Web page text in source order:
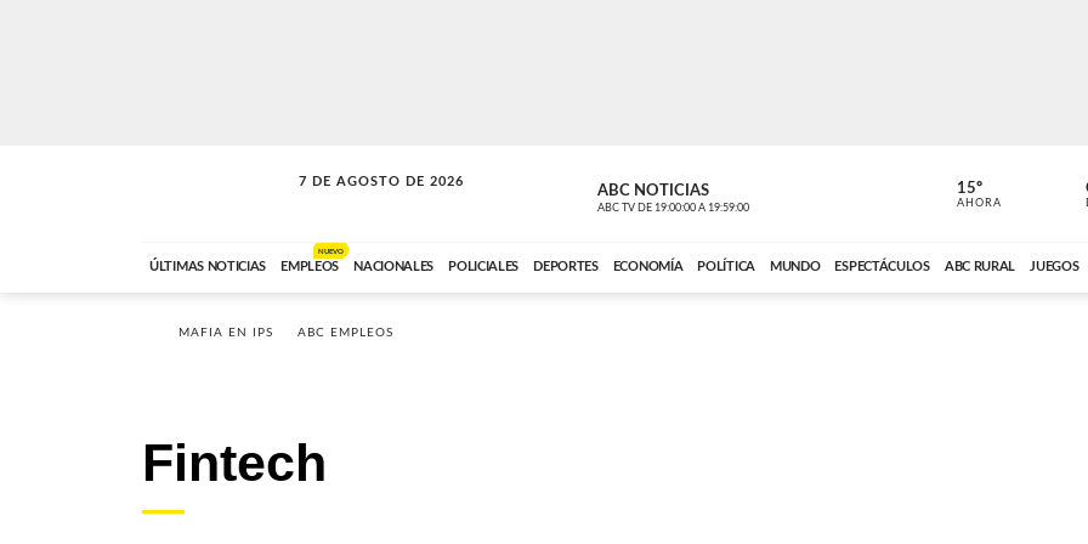
7 DE AGOSTO DE 2026
SOLO MÚSICA ABC NOTICIAS
ABC TV DE 19:00:00 A 19:59:00
CARDINAL
ABC CARDINAL
15º
AHORA
ÚLTIMAS NOTICIAS EMPLEOS
NUEVO
NACIONALES POLICIALES DEPORTES ECONOMÍA POLÍTICA MUNDO ESPECTÁCULOS ABC RURAL JUEGOS
MAFIA EN IPS ABC EMPLEOS
Fintech